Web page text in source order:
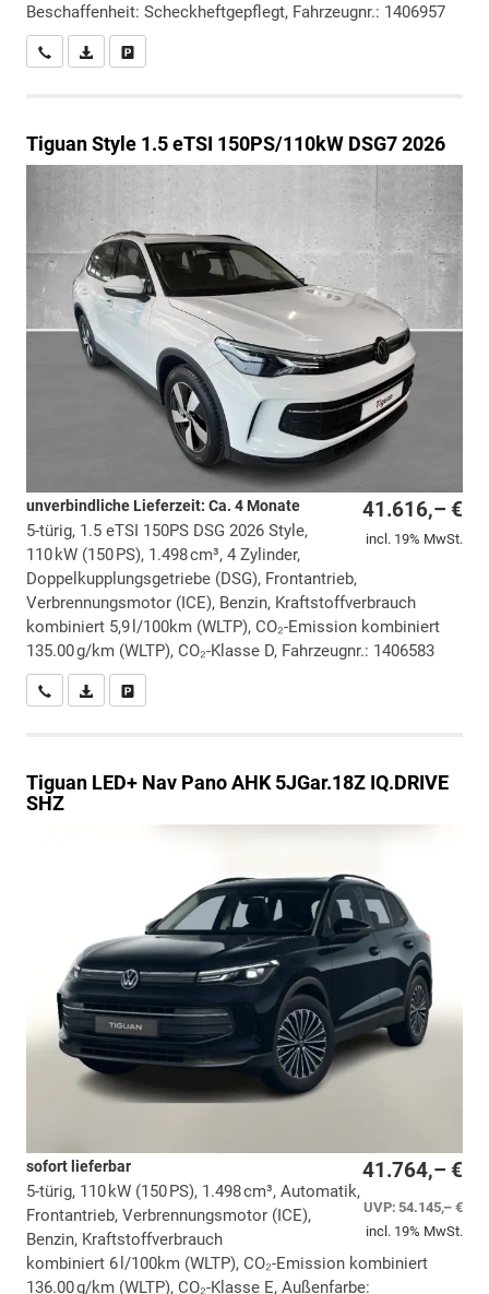
Beschaffenheit: Scheckheftgepflegt, Fahrzeugnr.: 1406957
Wir rufen Sie anPDF-Datei, Fahrzeugexposé drucken
TiguanStyle 1.5 eTSI 150PS/110kW DSG7 2026
41.616,– €
incl. 19% MwSt.
unverbindliche Lieferzeit: Ca. 4 Monate
5-türig, 1.5 eTSI 150PS DSG 2026 Style,
110 kW (150 PS), 1.498 cm³, 4 Zylinder,
Doppelkupplungsgetriebe (DSG), Frontantrieb,
Verbrennungsmotor (ICE), Benzin, Kraftstoffverbrauch
kombiniert 5,9 l/100km (WLTP), CO₂-Emission kombiniert
135.00 g/km (WLTP), CO₂-Klasse D, Fahrzeugnr.: 1406583
Wir rufen Sie anPDF-Datei, Fahrzeugexposé drucken
Tiguan LED+ Nav Pano AHK 5JGar.18Z IQ.DRIVE
SHZ
41.764,– €
UVP:54.145,– €
incl. 19% MwSt.
sofort lieferbar
5-türig, 110 kW (150 PS), 1.498 cm³, Automatik,
Frontantrieb, Verbrennungsmotor (ICE),
Benzin, Kraftstoffverbrauch
kombiniert 6 l/100km (WLTP), CO₂-Emission kombiniert
136.00 g/km (WLTP), CO₂-Klasse E, Außenfarbe: